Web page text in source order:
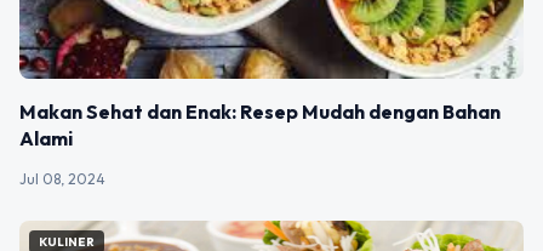
Makan Sehat dan Enak: Resep Mudah dengan Bahan
Alami
Jul 08, 2024
KULINER